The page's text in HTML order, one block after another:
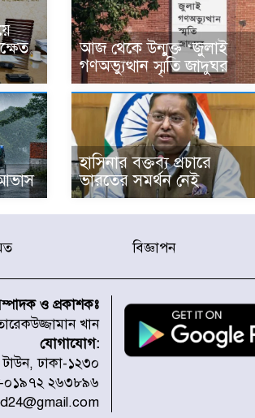
আজ থেকে উন্মুক্ত ‘জুলাই
গণঅভ্যুত্থান স্মৃতি জাদুঘর
হাসিনার বক্তব্য প্রচারে
ভারতের সমর্থন নেই
বিজ্ঞাপন
ও প্রকাশকঃ
খান
যোগাযোগ:
ঢাকা-১২৩০
-০১৯৭২ ২৬৩৮৯৬